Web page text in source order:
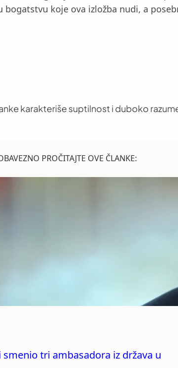
koje ova izložba nudi, a
karakteriše suptilnost i duboko
PROČITAJTE OVE ČLANKE:
smenio tri ambasadora iz država u